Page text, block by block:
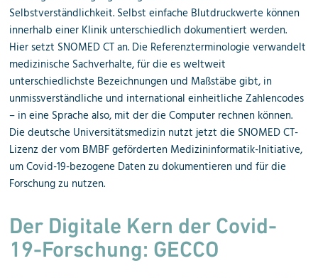
Selbstverständlichkeit. Selbst einfache Blutdruckwerte können
innerhalb einer Klinik unterschiedlich dokumentiert werden.
Hier setzt SNOMED CT an. Die Referenzterminologie verwandelt
medizinische Sachverhalte, für die es weltweit
unterschiedlichste Bezeichnungen und Maßstäbe gibt, in
unmissverständliche und international einheitliche Zahlencodes
– in eine Sprache also, mit der die Computer rechnen können.
Die deutsche Universitätsmedizin nutzt jetzt die SNOMED CT-
Lizenz der vom BMBF geförderten Medizininformatik-Initiative,
um Covid-19-bezogene Daten zu dokumentieren und für die
Forschung zu nutzen.
Der Digitale Kern der Covid-
19-Forschung: GECCO